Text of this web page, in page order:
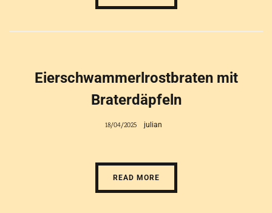
Eierschwammerlrostbraten mit
Braterdäpfeln
18/04/2025 julian
READ MORE